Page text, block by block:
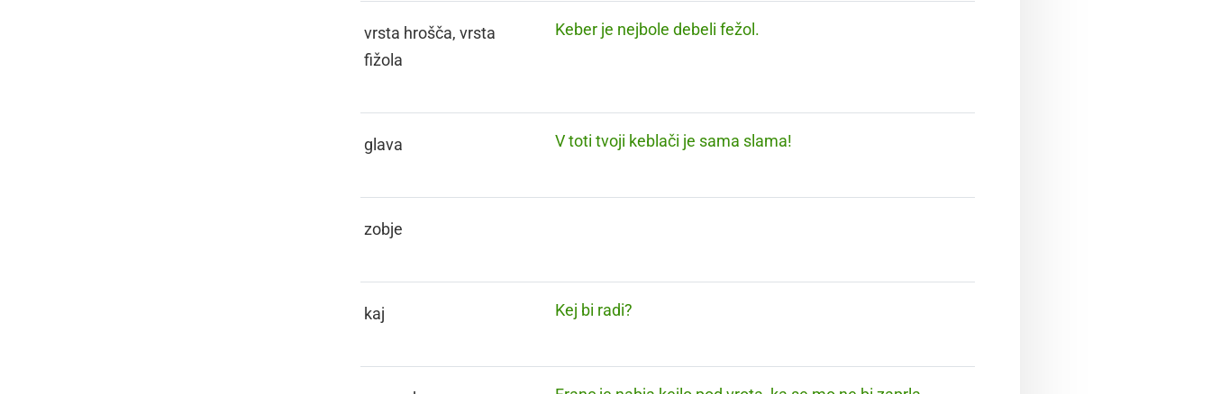
vrsta hrošča, vrsta
fižola
Keber je nejbole debeli fežol.
glava V toti tvoji keblači je sama slama!
zobje
kaj Kej bi radi?